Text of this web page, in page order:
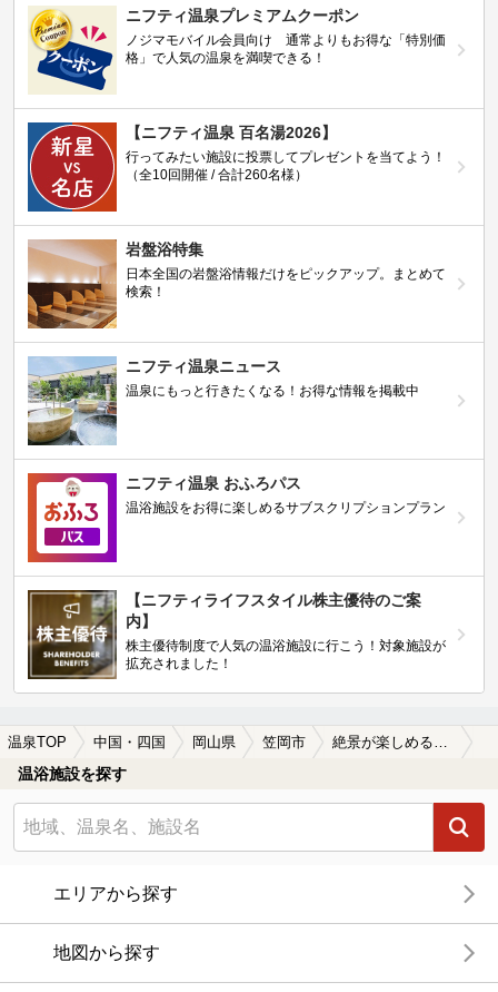
ニフティ温泉プレミアムクーポン
ノジマモバイル会員向け 通常よりもお得な「特別価
格」で人気の温泉を満喫できる！
【ニフティ温泉 百名湯2026】
行ってみたい施設に投票してプレゼントを当てよう！
（全10回開催 / 合計260名様）
岩盤浴特集
日本全国の岩盤浴情報だけをピックアップ。まとめて
検索！
ニフティ温泉ニュース
温泉にもっと行きたくなる！お得な情報を掲載中
ニフティ温泉 おふろパス
温浴施設をお得に楽しめるサブスクリプションプラン
【ニフティライフスタイル株主優待のご案
内】
株主優待制度で人気の温浴施設に行こう！対象施設が
拡充されました！
温泉TOP 中国・四国 岡山県 笠岡市 絶景が楽しめる笠岡市の温泉、日帰り温泉、スーパー銭湯おすすめ
温浴施設を探す
エリアから探す
地図から探す